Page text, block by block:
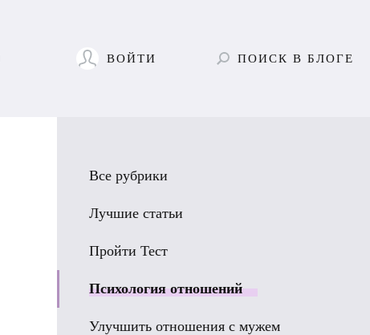
ВОЙТИ ПОИСК В БЛОГЕ
Все рубрики
Лучшие статьи
Пройти Тест
Психология отношений
Улучшить отношения с мужем